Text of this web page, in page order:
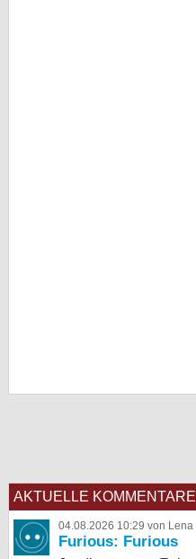
AKTUELLE KOMMENTARE
04.08.2026 10:29 von Lena
Furious: Furious